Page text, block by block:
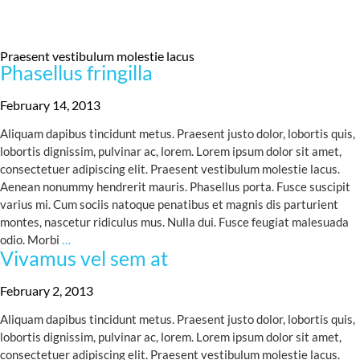
Praesent vestibulum molestie lacus
Phasellus fringilla
February 14, 2013
Aliquam dapibus tincidunt metus. Praesent justo dolor, lobortis quis,
lobortis dignissim, pulvinar ac, lorem. Lorem ipsum dolor sit amet,
consectetuer adipiscing elit. Praesent vestibulum molestie lacus.
Aenean nonummy hendrerit mauris. Phasellus porta. Fusce suscipit
varius mi. Cum sociis natoque penatibus et magnis dis parturient
montes, nascetur ridiculus mus. Nulla dui. Fusce feugiat malesuada
odio. Morbi …
fringilla
Vivamus vel sem at
February 2, 2013
Aliquam dapibus tincidunt metus. Praesent justo dolor, lobortis quis,
lobortis dignissim, pulvinar ac, lorem. Lorem ipsum dolor sit amet,
consectetuer adipiscing elit. Praesent vestibulum molestie lacus.